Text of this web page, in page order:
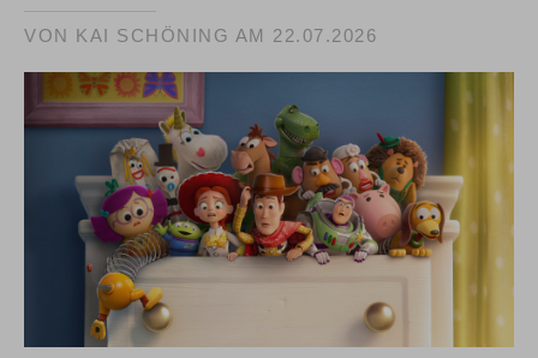
VON KAI SCHÖNING AM 22.07.2026